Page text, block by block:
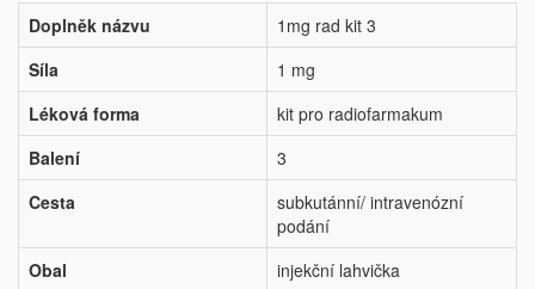
Doplněk názvu
1mg rad kit 3
Síla
1 mg
Léková forma
kit pro radiofarmakum
Balení
3
Cesta
subkutánní/ intravenózní
podání
Obal
injekční lahvička